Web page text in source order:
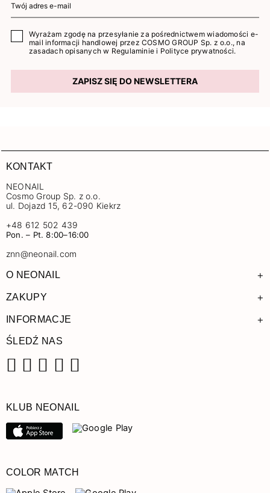
Wyrażam zgodę na przesyłanie za pośrednictwem wiadomości e-
mail informacji handlowej przez COSMO GROUP Sp. z o.o., na
zasadach opisanych w Regulaminie i Polityce prywatności.
ZAPISZ SIĘ DO NEWSLETTERA
KONTAKT
NEONAIL
Cosmo Group Sp. z o.o.
ul. Dojazd 15, 62-090 Kiekrz
+48 612 502 439
Pon. – Pt. 8:00–16:00
znn@neonail.com
O NEONAIL +
ZAKUPY +
INFORMACJE +
ŚLEDŹ NAS
KLUB NEONAIL
COLOR MATCH